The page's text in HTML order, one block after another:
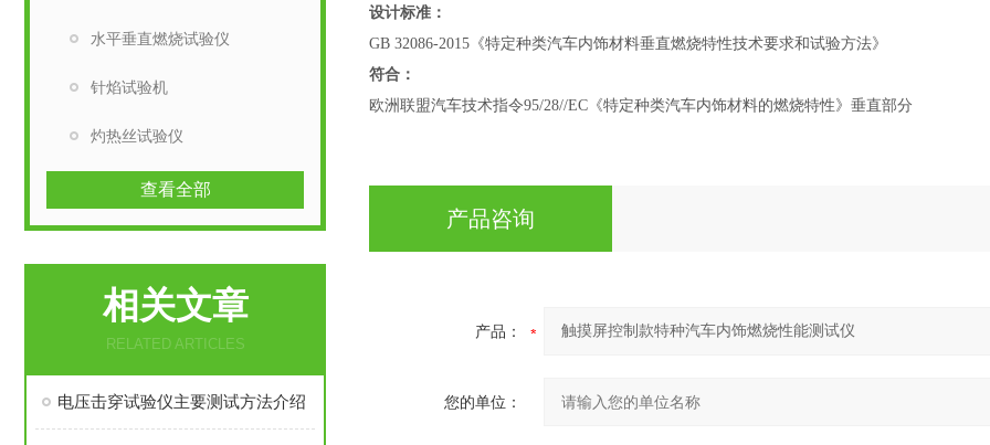
水平垂直燃烧试验仪
针焰试验机
灼热丝试验仪
查看全部
相关文章
RELATED ARTICLES
电压击穿试验仪主要测试方法介绍
设计标准：
GB 32086-2015《特定种类汽车内饰材料垂直燃烧特性技术要求和试验方法》
符合：
欧洲联盟汽车技术指令95/28//EC《特定种类汽车内饰材料的燃烧特性》垂直部分
产品咨询
产品：
您的单位：